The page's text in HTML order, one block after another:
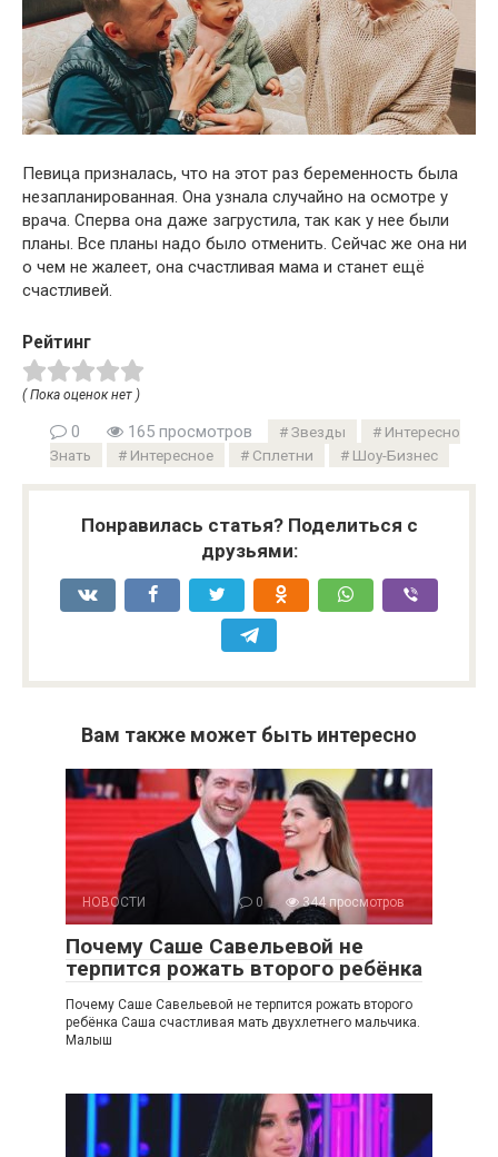
Певица призналась, что на этот раз беременность была
незапланированная. Она узнала случайно на осмотре у
врача. Сперва она даже загрустила, так как у нее были
планы. Все планы надо было отменить. Сейчас же она ни
о чем не жалеет, она счастливая мама и станет ещё
счастливей.
Рейтинг
( Пока оценок нет )
0 165 просмотров Звезды
Интересно
Знать
Интересное Сплетни Шоу-Бизнес
Понравилась статья? Поделиться с
друзьями:
Вам также может быть интересно
НОВОСТИ 0 344 просмотров
Почему Саше Савельевой не
терпится рожать второго ребёнка
Почему Саше Савельевой не терпится рожать второго
ребёнка Саша счастливая мать двухлетнего мальчика.
Малыш